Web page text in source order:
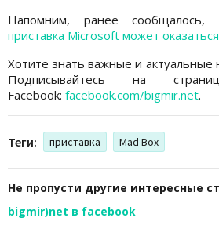
Напомним, ранее
приставка Microsoft может
Хотите знать важные и актуальные
Подписывайтесь на
Facebook: facebook.com/bigmir.net.
Теги: приставка Mad Box
Не пропусти другие интересные
bigmir)net в facebook